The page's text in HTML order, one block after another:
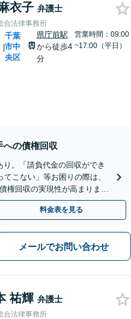
衣子 弁護士
合法律事務所
|
千葉
市中
央区
県庁前駅
から徒歩4
分
営業時間：09:00
~17:00（平日）
への債権回収
り。「請負代金の回収ができ
こない」等お困りの際は、
権回収の実現性が高まりま
施中】
料金表を見る
メールでお問い合わせ
祐輝 弁護士
合法律事務所